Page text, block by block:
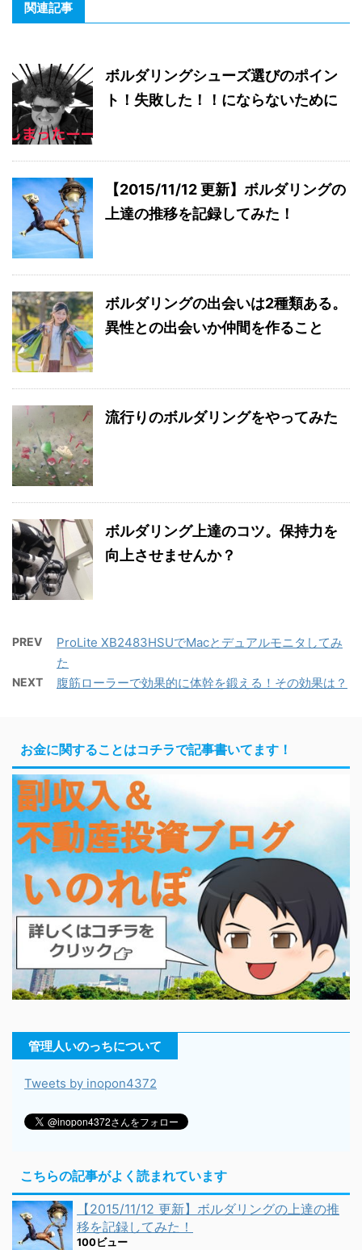
関連記事
ボルダリングシューズ選びのポイン
ト！失敗した！！にならないために
【2015/11/12 更新】ボルダリングの
上達の推移を記録してみた！
ボルダリングの出会いは2種類ある。
異性との出会いか仲間を作ること
流行りのボルダリングをやってみた
ボルダリング上達のコツ。保持力を
向上させませんか？
PREV
ProLite XB2483HSUでMacとデュアルモニタしてみ
た
NEXT 腹筋ローラーで効果的に体幹を鍛える！その効果は？
お金に関することはコチラで記事書いてます！
管理人いのっちについて
Tweets by inopon4372
こちらの記事がよく読まれています
【2015/11/12 更新】ボルダリングの上達の推
移を記録してみた！
100ビュー